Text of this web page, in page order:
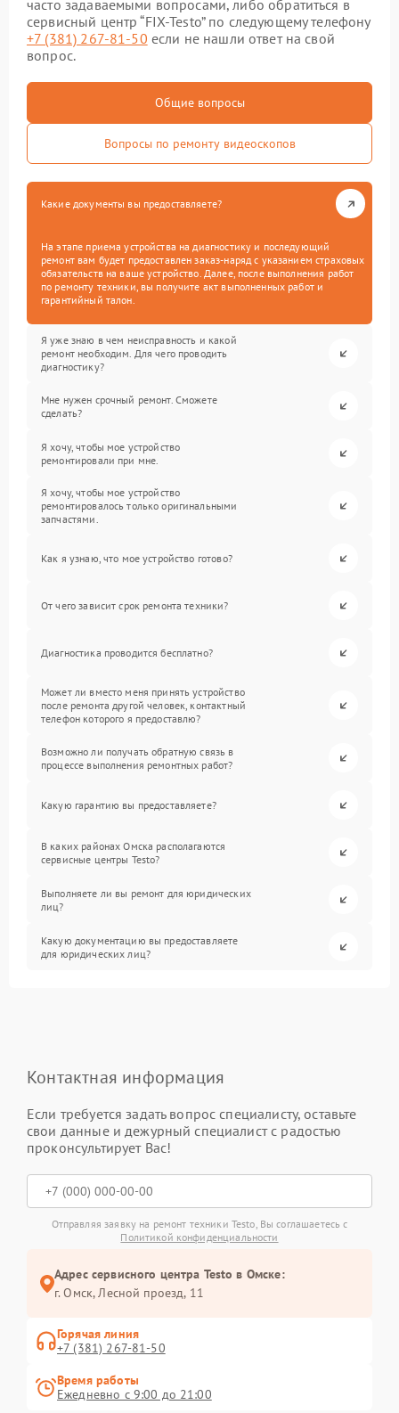
часто задаваемыми вопросами, либо обратиться в
сервисный центр “FIX-Testo” по следующему телефону
+7 (381) 267-81-50 если не нашли ответ на свой
вопрос.
Общие вопросы
Вопросы по ремонту видеоскопов
Какие документы вы предоставляете?
На этапе приема устройства на диагностику и последующий
ремонт вам будет предоставлен заказ-наряд с указанием страховых
обязательств на ваше устройство. Далее, после выполнения работ
по ремонту техники, вы получите акт выполненных работ и
гарантийный талон.
Я уже знаю в чем неисправность и какой
ремонт необходим. Для чего проводить
диагностику?
Мне нужен срочный ремонт. Сможете
сделать?
Я хочу, чтобы мое устройство
ремонтировали при мне.
Я хочу, чтобы мое устройство
ремонтировалось только оригинальными
запчастями.
Как я узнаю, что мое устройство готово?
От чего зависит срок ремонта техники?
Диагностика проводится бесплатно?
Может ли вместо меня принять устройство
после ремонта другой человек, контактный
телефон которого я предоставлю?
Возможно ли получать обратную связь в
процессе выполнения ремонтных работ?
Какую гарантию вы предоставляете?
В каких районах Омска располагаются
сервисные центры Testo?
Выполняете ли вы ремонт для юридических
лиц?
Какую документацию вы предоставляете
для юридических лиц?
Контактная информация
Если требуется задать вопрос специалисту, оставьте
свои данные и дежурный специалист с радостью
проконсультирует Вас!
Отправляя заявку на ремонт техники Testo, Вы соглашаетесь с
Политикой конфиденциальности
Адрес сервисного центра Testo в Омске:
г. Омск, ​Лесной проезд, 11
Горячая линия
+7 (381) 267-81-50
Время работы
Ежедневно с 9:00 до 21:00